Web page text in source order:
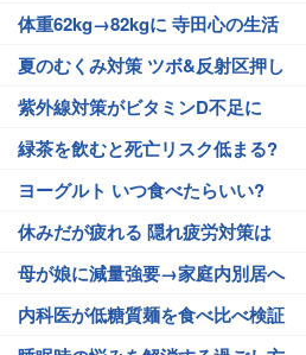
体重62kg→82kgに 寺田心の生活
夏のむくみ対策 ツボ&反射区押し
紫外線対策がビタミンD不足に
緑茶を飲むと死亡リスク低まる?
ヨーグルト いつ食べたらいい?
休みだが疲れる 隠れ疲労対策は
母が娘に減量強要→家庭内別居へ
内科医が低糖質麺を食べ比べ検証